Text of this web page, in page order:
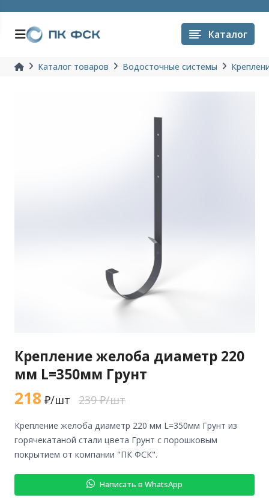
Каталог
Каталог товаров Водосточные системы
Крепление желоба диаметр 220
мм L=350мм Грунт
218 ₽/шт 239 ₽/шт
крепление желоба диаметр 220 мм L=350мм Грунт из
горячекатаной стали цвета Грунт с порошковым
покрытием от компании "ПК ФСК".
Написать в WhatsApp